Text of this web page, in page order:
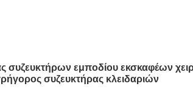
συζευκτήρων εμποδίου εκσκαφέων
συζευκτήρας κλειδαριών